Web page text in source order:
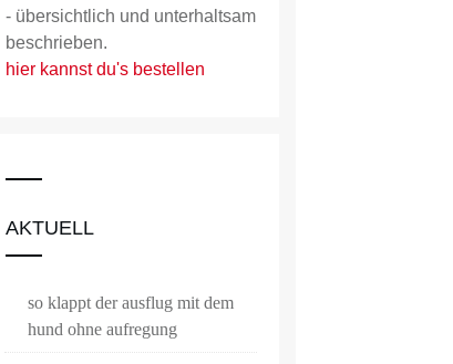
- übersichtlich und unterhaltsam
beschrieben.
hier kannst du's bestellen
AKTUELL
so klappt der ausflug mit dem
hund ohne aufregung